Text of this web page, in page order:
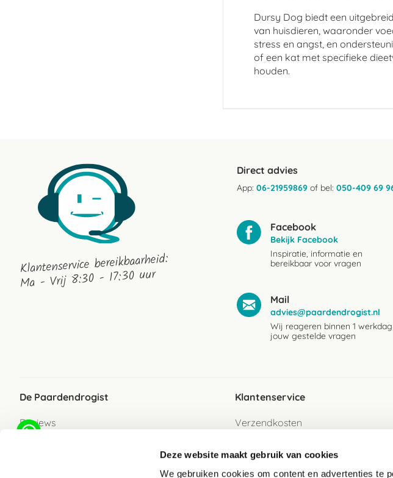
Deze website maakt gebruik van cookies
We gebruiken cookies om content en advertenties te
Dursy Dog biedt een
van huisdieren, waaronder
stress en angst, en
of een kat met specifieke
houden.
Klantenservice bereikbaarheid:
Ma - Vrij 8:30 - 17:30 uur
Direct advies
App: 06-21959869 of bel: 050-409 69
Facebook
Bekijk Facebook
Inspiratie, informatie en
bereikbaar voor vragen
Mail
advies@paardendrogist.nl
Wij reageren binnen 1
jouw gestelde vragen
De Paardendrogist
Reviews
Klantenservice
Verzendkosten
Betaalwijzen